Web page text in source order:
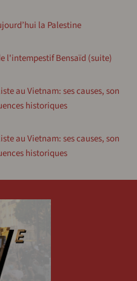
la Palestine
l'intempestif Bensaïd (suite)
au Vietnam: ses causes, son
historiques
au Vietnam: ses causes, son
historiques